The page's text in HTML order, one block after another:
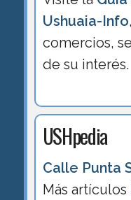
Ushuaia-Info
comercios,
de su interés.
USHpedia
Calle Punta
Más artículos